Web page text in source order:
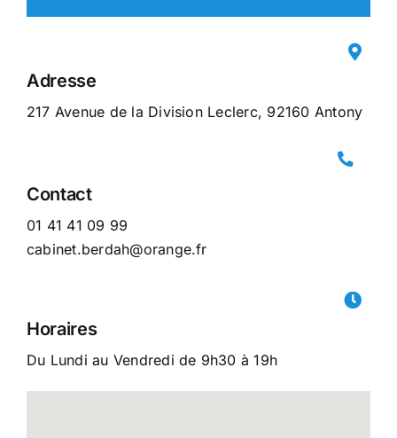
Adresse
217 Avenue de la Division Leclerc, 92160 Antony
Contact
01 41 41 09 99
cabinet.berdah@orange.fr
Horaires
Du Lundi au Vendredi de 9h30 à 19h